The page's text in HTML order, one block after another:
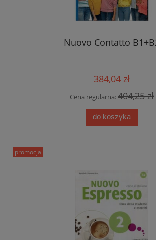
Nuovo Contatto
384,04 zł
Cena regularna:404,25 zł
do koszyka
promocja